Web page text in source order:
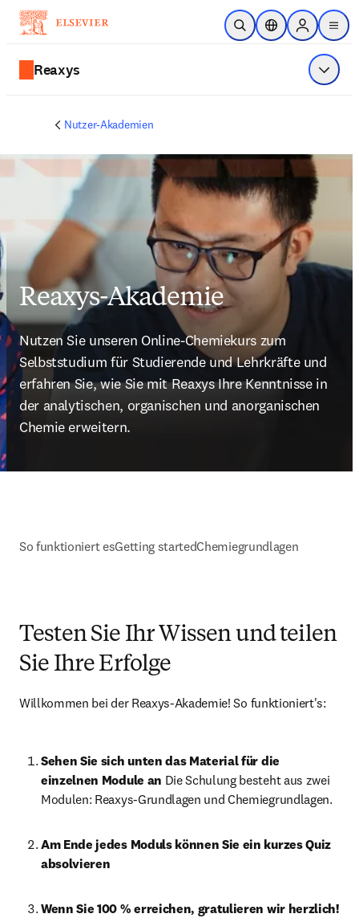
Zum Hauptinhalt wechseln
Suche öffnenStandortauswahl
Sign in to
menu
Reaxys Menü
Nutzer-Akademien
Reaxys-Akademie
Nutzen Sie unseren Online-Chemiekurs zum
Selbststudium für Studierende und Lehrkräfte und
erfahren Sie, wie Sie mit Reaxys Ihre Kenntnisse in
der analytischen, organischen und anorganischen
Chemie erweitern.
So funktioniert esGetting startedChemiegrundlagen
Testen Sie Ihr Wissen und teilen
Sie Ihre Erfolge
Willkommen bei der Reaxys-Akademie! So funktioniert's:
Sehen Sie sich unten das Material für die
einzelnen Module an Die Schulung besteht aus zwei
Modulen: Reaxys-Grundlagen und Chemiegrundlagen.
Am Ende jedes Moduls können Sie ein kurzes Quiz
absolvieren
Wenn Sie 100 % erreichen, gratulieren wir herzlich!